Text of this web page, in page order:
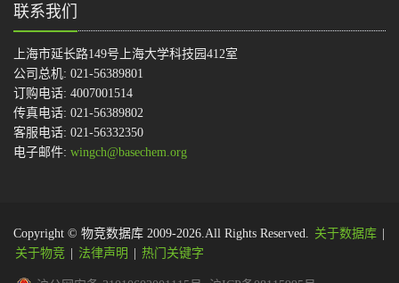
联系我们
上海市延长路149号上海大学科技园412室
公司总机: 021-56389801
订购电话: 4007001514
传真电话: 021-56389802
客服电话: 021-56332350
电子邮件: wingch@basechem.org
Copyright © 物竞数据库 2009-2026.All Rights Reserved. 关于数据库
关于物竞
法律声明 热门关键字